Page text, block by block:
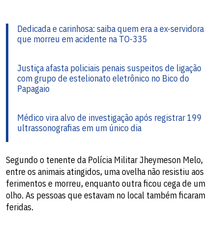
Dedicada e carinhosa: saiba quem era a ex-servidora
que morreu em acidente na TO-335
Justiça afasta policiais penais suspeitos de ligação
com grupo de estelionato eletrônico no Bico do
Papagaio​
Médico vira alvo de investigação após registrar 199
ultrassonografias em um único dia​
Segundo o tenente da Polícia Militar Jheymeson Melo,
entre os animais atingidos, uma ovelha não resistiu aos
ferimentos e morreu, enquanto outra ficou cega de um
olho. As pessoas que estavam no local também ficaram
feridas.